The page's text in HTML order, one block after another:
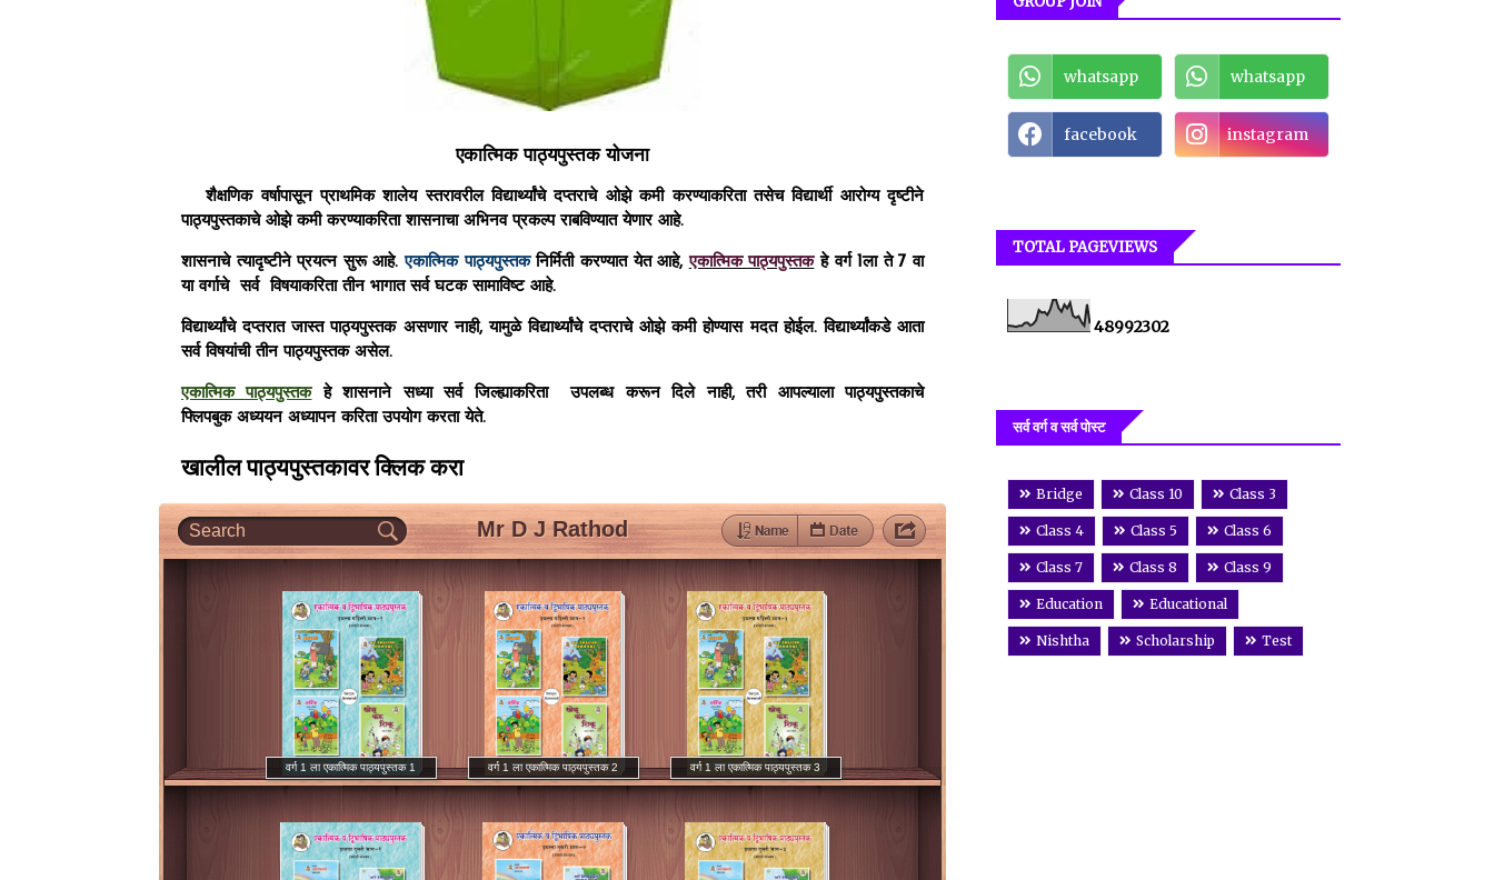
एकात्मिक पाठ्यपुस्तक योजना
शैक्षणिक वर्षापासून प्राथमिक शालेय स्तरावरील विद्यार्थ्यांचे दप्तराचे ओझे कमी करण्याकरिता तसेच विद्यार्थी आरोग्य दृष्टीने
पाठ्यपुस्तकाचे ओझे कमी करण्याकरिता शासनाचा अभिनव प्रकल्प राबविण्यात येणार आहे.
शासनाचे त्यादृष्टीने प्रयत्न सुरू आहे.एकात्मिक पाठ्यपुस्तकनिर्मिती करण्यात येत आहे,एकात्मिक पाठ्यपुस्तकहे वर्ग 1ला ते 7 वा
या वर्गाचे सर्व विषयाकरिता तीन भागात सर्व घटक सामाविष्ट आहे.
विद्यार्थ्यांचे दप्तरातजास्त पाठ्यपुस्तक असणार नाही,यामुळे विद्यार्थ्यांचे दप्तराचे ओझे कमी होण्यास मदत होईल. विद्यार्थ्यांकडे आता
सर्व विषयांची तीन पाठ्यपुस्तक असेल.
एकात्मिक पाठ्यपुस्तकहे शासनाने सध्या सर्व जिल्ह्याकरिता उपलब्ध करून दिले नाही, तरी आपल्याला पाठ्यपुस्तकाचे
फ्लिपबुक अध्ययन अध्यापन करिता उपयोग करता येते.
खालील पाठ्यपुस्तकावर क्लिक करा
whatsapp whatsapp
facebook instagram
TOTAL PAGEVIEWS
48992302
सर्व वर्ग व सर्व पोस्ट
Bridge Class 10 Class 3
Class 4 Class 5 Class 6
Class 7 Class 8 Class 9
Education Educational
Nishtha Scholarship Test